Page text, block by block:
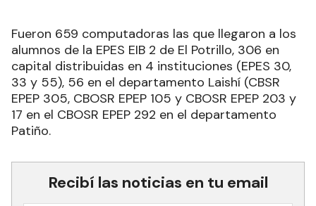
Fueron 659 computadoras las que llegaron a los
alumnos de la EPES EIB 2 de El Potrillo, 306 en
capital distribuidas en 4 instituciones (EPES 30,
33 y 55), 56 en el departamento Laishí (CBSR
EPEP 305, CBOSR EPEP 105 y CBOSR EPEP 203 y
17 en el CBOSR EPEP 292 en el departamento
Patiño.
Recibí las noticias en tu email